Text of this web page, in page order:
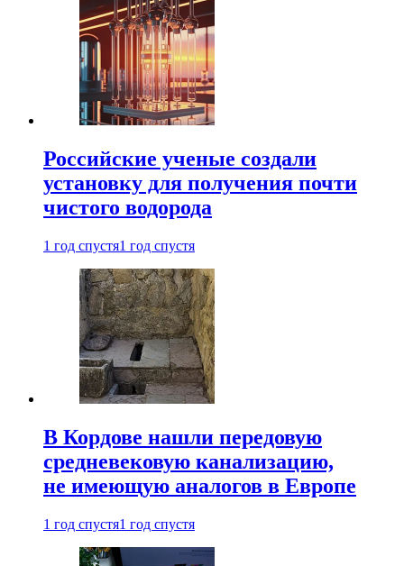
Российские ученые создали
установку для получения почти
чистого водорода
1 год спустя1 год спустя
В Кордове нашли передовую
средневековую канализацию,
не имеющую аналогов в Европе
1 год спустя1 год спустя